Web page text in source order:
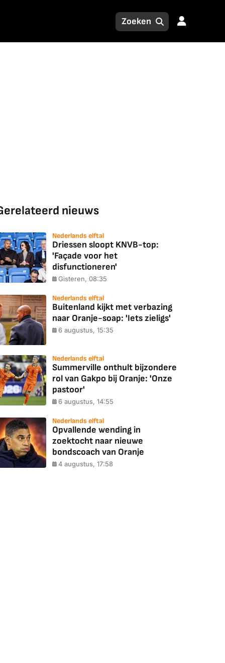
nieuws
Nederlands elftal
Driessen sloopt KNVB-top:
'Façade voor het
disfunctioneren'
Gisteren, 08:35
Nederlands elftal
Buitenland kijkt met verbazing
naar Oranje-soap: 'Iets zieligs'
6 augustus, 15:35
Nederlands elftal
Summerville onthult bijzondere
rol van Gakpo bij Oranje: 'Onze
pastoor'
6 augustus, 14:55
Nederlands elftal
Opvallende wending in
zoektocht naar nieuwe
bondscoach van Oranje
4 augustus, 17:58